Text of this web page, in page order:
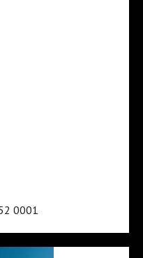
0001